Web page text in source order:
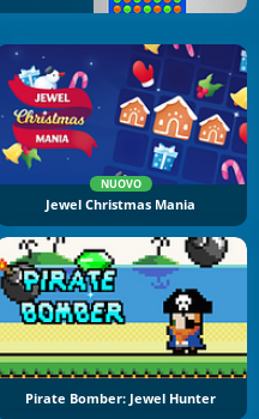
NUOVO
Jewel Christmas Mania
Pirate Bomber: Jewel Hunter